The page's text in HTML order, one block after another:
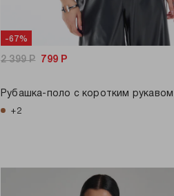
-67%
2 399Р 799 Р
Рубашка-поло с коротким рукавом
+2